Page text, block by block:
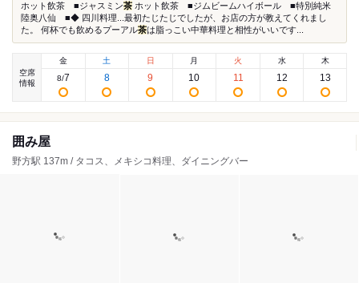
ホット飲茶 ■ジャスミン茶 ホット飲茶 ■ジムビームハイボール ■特別純米
陸奥八仙 ■◆ 四川料理...最初たじたじでしたが、お店の方が教えてくれまし
た。 何杯でも飲めるプーアル茶は脂っこい中華料理と相性がいいです...
空席
情報
金
8/7
土
8
日
9
月
10
火
11
水
12
木
13
囲み屋
野方駅 137m / タコス、メキシコ料理、ダイニングバー